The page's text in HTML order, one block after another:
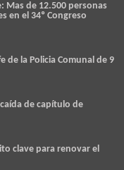
Mas de 12.500 personas
en el 34º Congreso
de la Policia Comunal de 9
de capítulo de
clave para renovar el